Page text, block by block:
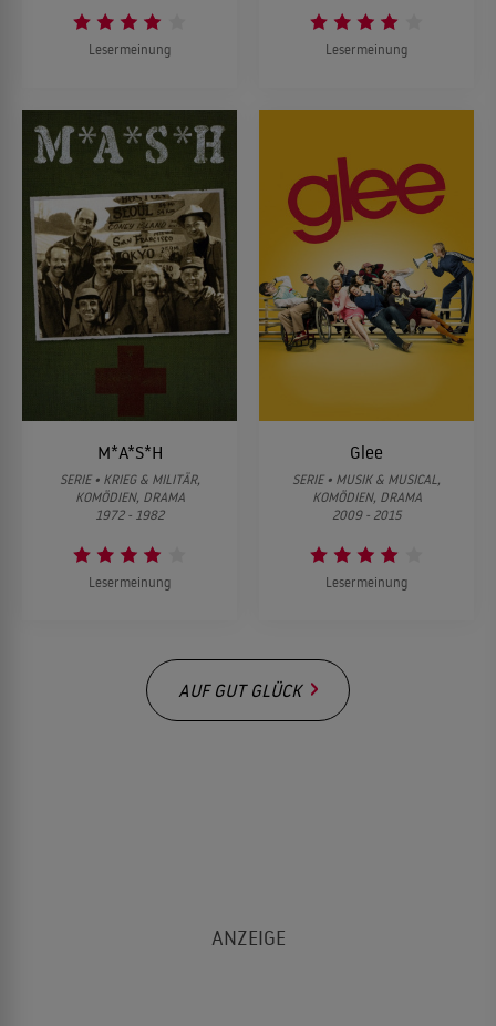
Episode 7
08 Episode 8
09 Episode 9
10 Episode 10
Lesermeinung Lesermeinung
M*A*S*H
SERIE • KRIEG & MILITÄR,
KOMÖDIEN, DRAMA
1972 - 1982
Lesermeinung
Glee
SERIE • MUSIK & MUSICAL,
KOMÖDIEN, DRAMA
2009 - 2015
Lesermeinung
AUF GUT GLÜCK